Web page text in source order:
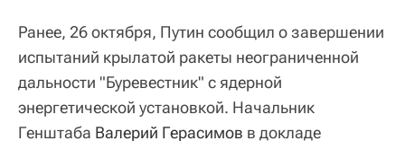
Ранее, 26 октября, Путин сообщил о завершении
испытаний крылатой ракеты неограниченной
дальности "Буревестник" с ядерной
энергетической установкой. Начальник
Генштаба Валерий Герасимов в докладе